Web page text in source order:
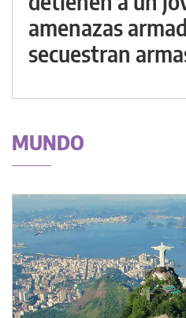
amenazas
secuestran
MUNDO